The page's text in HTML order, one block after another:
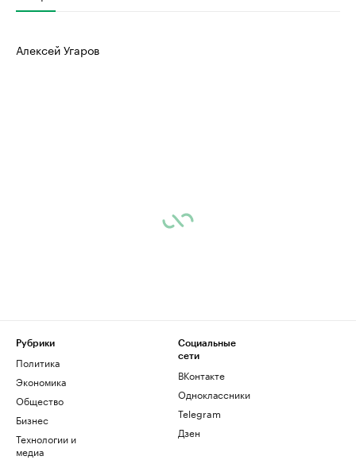
Алексей Угаров
Рубрики
Политика
Экономика
Общество
Бизнес
Технологии и
медиа
Социальные
сети
ВКонтакте
Одноклассники
Telegram
Дзен